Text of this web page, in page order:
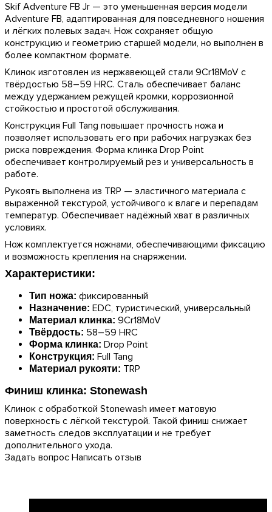
Skif Adventure FB Jr — это уменьшенная версия модели
Adventure FB, адаптированная для повседневного ношения
и лёгких полевых задач. Нож сохраняет общую
конструкцию и геометрию старшей модели, но выполнен в
более компактном формате.
Клинок изготовлен из нержавеющей стали 9Cr18MoV с
твёрдостью 58–59 HRC. Сталь обеспечивает баланс
между удержанием режущей кромки, коррозионной
стойкостью и простотой обслуживания.
Конструкция Full Tang повышает прочность ножа и
позволяет использовать его при рабочих нагрузках без
риска повреждения. Форма клинка Drop Point
обеспечивает контролируемый рез и универсальность в
работе.
Рукоять выполнена из TRP — эластичного материала с
выраженной текстурой, устойчивого к влаге и перепадам
температур. Обеспечивает надёжный хват в различных
условиях.
Нож комплектуется ножнами, обеспечивающими фиксацию
и возможность крепления на снаряжении.
Характеристики:
Тип ножа: фиксированный
Назначение: EDC, туристический, универсальный
Материал клинка: 9Cr18MoV
Твёрдость: 58–59 HRC
Форма клинка: Drop Point
Конструкция: Full Tang
Материал рукояти: TRP
Финиш клинка: Stonewash
Клинок с обработкой Stonewash имеет матовую
поверхность с лёгкой текстурой. Такой финиш снижает
заметность следов эксплуатации и не требует
дополнительного ухода.
Задать вопрос Написать отзыв